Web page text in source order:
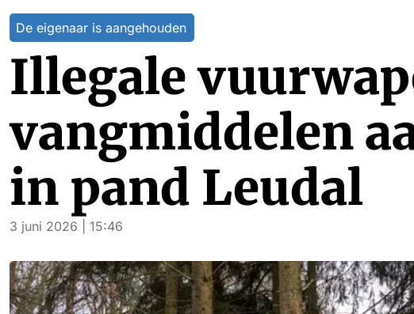
De eigenaar is aangehouden
Illegale
vangmiddelen
in pand Leudal
3 juni 2026 | 15:46